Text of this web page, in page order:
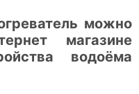
можно
магазине
водоёма